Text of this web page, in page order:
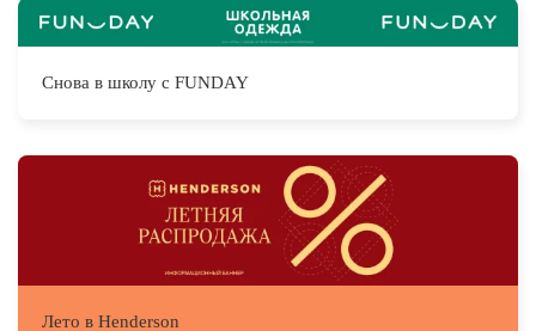
Снова в школу с FUNDAY
Лето в Henderson